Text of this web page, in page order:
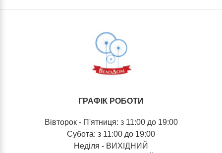
ГРАФІК РОБОТИ
Вівторок - П'ятниця: з 11:00 до 19:00
Субота: з 11:00 до 19:00
Неділя - ВИХІДНИЙ